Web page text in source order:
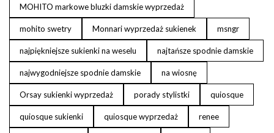
MOHITO markowe bluzki damskie wyprzedaż
mohito swetry Monnari wyprzedaż sukienek msngr
najpiękniejsze sukienki na weselu najtańsze spodnie damskie
najwygodniejsze spodnie damskie na wiosnę
Orsay sukienki wyprzedaż porady stylistki quiosque
quiosque sukienki quiosque wyprzedaż renee